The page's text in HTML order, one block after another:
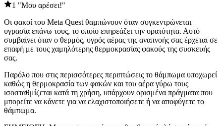
1 "Μου αρέσει!"
Οι φακοί του Meta Quest θαμπώνουν όταν συγκεντρώνεται
υγρασία επάνω τους, το οποίο επηρεάζει την ορατότητα. Αυτό
συμβαίνει όταν ο θερμός, υγρός αέρας της αναπνοής σας έρχεται σε
επαφή με τους χαμηλότερης θερμοκρασίας φακούς της συσκευής
σας.
Παρόλο που στις περισσότερες περιπτώσεις το θάμπωμα υποχωρεί
καθώς η θερμοκρασία των φακών και του αέρα γύρω τους
ισοσταθμίζεται κατά τη χρήση, υπάρχουν ορισμένα πράγματα που
μπορείτε να κάνετε για να ελαχιστοποιήσετε ή να αποφύγετε το
θάμπωμα.